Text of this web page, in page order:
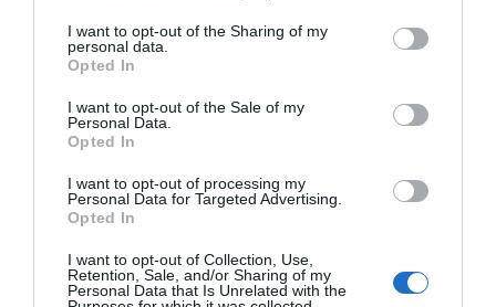
I want to opt-out of the Sharing of my
personal data.
Opted In
I want to opt-out of the Sale of my
Personal Data.
Opted In
I want to opt-out of processing my
Personal Data for Targeted Advertising.
Opted In
I want to opt-out of Collection, Use,
Retention, Sale, and/or Sharing of my
Personal Data that Is Unrelated with the